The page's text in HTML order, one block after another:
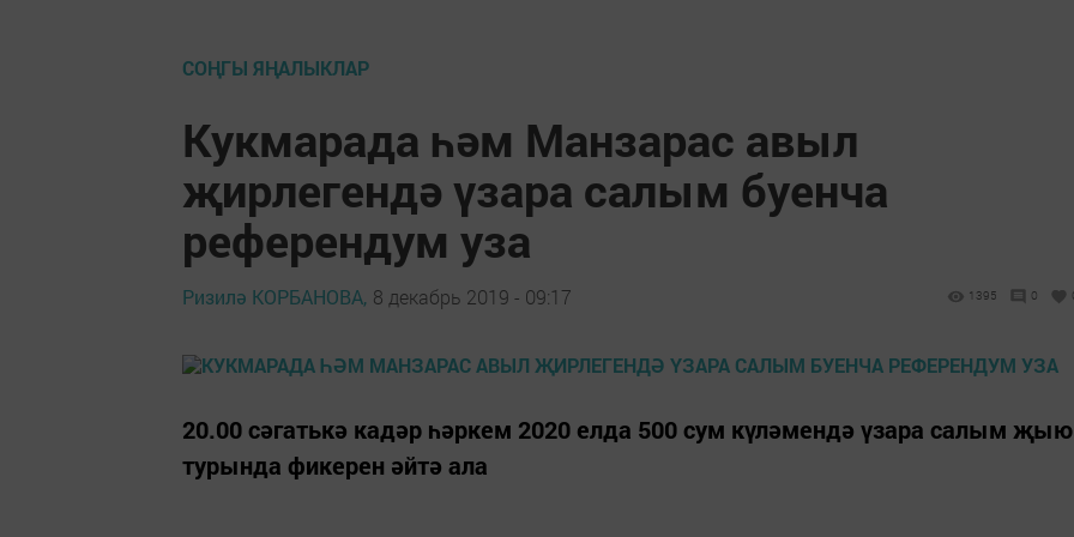
СОҢГЫ ЯҢАЛЫКЛАР
Кукмарада һәм Манзарас авыл
җирлегендә үзара салым буенча
референдум уза
Ризилә КОРБАНОВА, 8 декабрь 2019 - 09:17 1395 0
20.00 сәгатькә кадәр һәркем 2020 елда 500 сум күләмендә үзара салым җыю
турында фикерен әйтә ала